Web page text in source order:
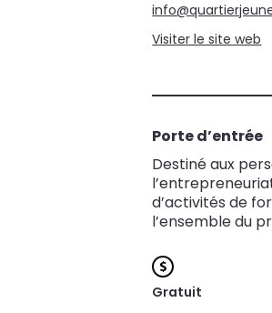
Visiter le site web
Porte d’entrée
Destiné aux
d’activités de
l’ensemble du
Gratuit